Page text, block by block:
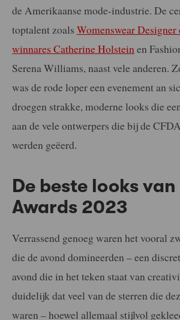
de Amerikaanse mode-industrie. De
toptalent zoals Womenswear Designer
winnares Catherine Holsteinen
Serena Williams, naast vele anderen.
was de rode loper een evenement an
droegen strakke, moderne looks die
aan de vele ontwerpers die bij de
werden geëerd.
De beste looks van
Awards 2023
Verrassend genoeg waren het vooral
die de avond domineerden – een
avond die in het teken staat van
duidelijk dat veel van de sterren die
waren – hoewel allemaal stijlvol